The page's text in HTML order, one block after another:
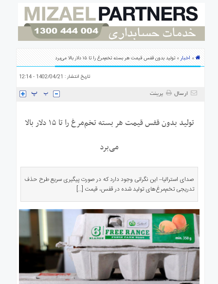
استرالیا
ارتباط» اخبار» تولید بدون قفس قیمت هر بسته تخم‌مرغ را تا ۱۵ دلار بالا می‌برد
تاریخ انتشار : 1402/04/21 - 12:14
ارسال پرینت
تولید بدون قفس قیمت هر بسته تخم‌مرغ را تا ۱۵ دلار بالا
می‌برد
صدای استرالیا– این نگرانی وجود دارد که در صورت پیگیری سریع طرح حذف
تدریجی تخم‌مرغ‌های تولید شده در قفس، قیمت […]